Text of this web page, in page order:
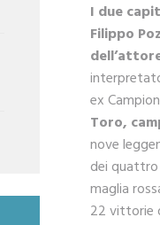
I due
Filippo
ex
Toro,
nove
dei quattro
maglia
22 vittorie